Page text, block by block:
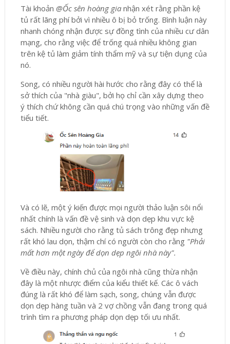
Tài khoản @Ốc sên hoàng gianhận xét rằng phần kệ
tủ rất lãng phí bởi vì nhiều ô bị bỏ trống. Bình luận này
nhanh chóng nhận được sự đồng tình của nhiều cư dân
mạng, cho rằng việc để trống quá nhiều không gian
trên kệ tủ làm giảm tính thẩm mỹ và sự tiện dụng của
nó.
Song, có nhiều người hài hước cho rằng đây có thể là
sở thích của "nhà giàu", bởi họ chỉ cần xây dựng theo
ý thích chứ không cần quá chú trọng vào những vấn đề
tiểu tiết.
Và có lẽ, một ý kiến được mọi người thảo luận sôi nổi
nhất chính là vấn đề vệ sinh và dọn dẹp khu vực kệ
sách. Nhiều người cho rằng tủ sách trông đẹp nhưng
rất khó lau dọn, thậm chí có người còn cho rằng "Phải
mất hơn một ngày để dọn dẹp ngôi nhà này".
Về điều này, chính chủ của ngôi nhà cũng thừa nhận
đây là một nhược điểm của kiểu thiết kế. Các ô vách
đúng là rất khó để làm sạch, song, chúng vẫn được
dọn dẹp hàng tuần và 2 vợ chồng vẫn đang trong quá
trình tìm ra phương pháp dọn dẹp tối ưu nhất.